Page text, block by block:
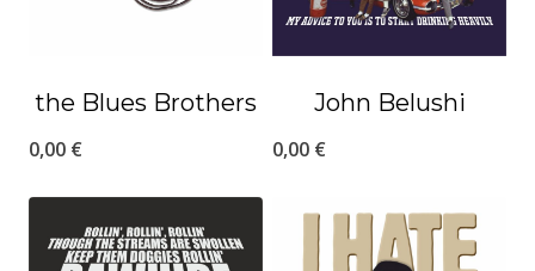
the Blues Brothers
0,00 €
John Belushi
0,00 €